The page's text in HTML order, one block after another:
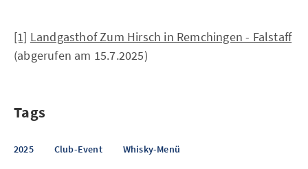
[1] Landgasthof Zum Hirsch in Remchingen - Falstaff
(abgerufen am 15.7.2025)
Tags
2025 Club-Event Whisky-Menü